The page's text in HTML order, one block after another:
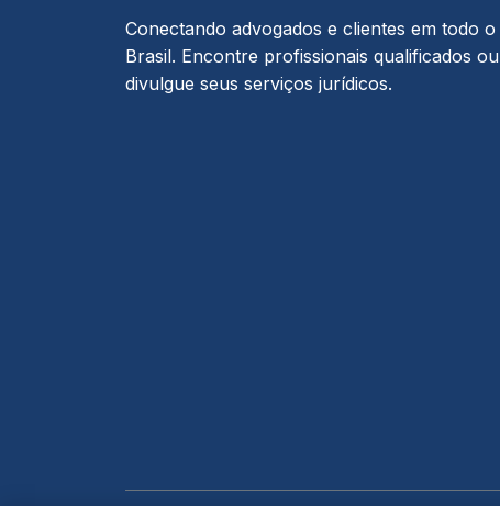
Conectando advogados e clientes em todo o
Brasil. Encontre profissionais qualificados ou
divulgue seus serviços jurídicos.